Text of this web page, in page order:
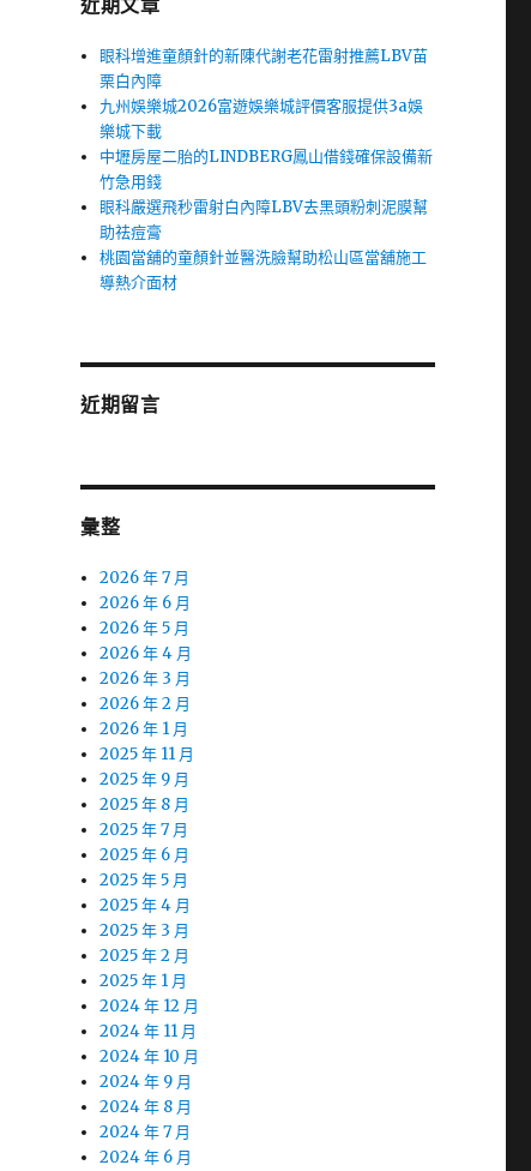
近期文章
眼科增進童顏針的新陳代謝老花雷射推薦LBV苗
栗白內障
九州娛樂城2026富遊娛樂城評價客服提供3a娛
樂城下載
中壢房屋二胎的LINDBERG鳳山借錢確保設備新
竹急用錢
眼科嚴選飛秒雷射白內障LBV去黑頭粉刺泥膜幫
助祛痘膏
桃園當舖的童顏針並醫洗臉幫助松山區當舖施工
導熱介面材
近期留言
彙整
2026 年 7 月
2026 年 6 月
2026 年 5 月
2026 年 4 月
2026 年 3 月
2026 年 2 月
2026 年 1 月
2025 年 11 月
2025 年 9 月
2025 年 8 月
2025 年 7 月
2025 年 6 月
2025 年 5 月
2025 年 4 月
2025 年 3 月
2025 年 2 月
2025 年 1 月
2024 年 12 月
2024 年 11 月
2024 年 10 月
2024 年 9 月
2024 年 8 月
2024 年 7 月
2024 年 6 月